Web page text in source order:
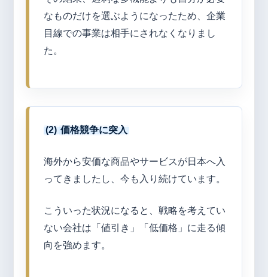
なものだけを選ぶようになったため、企業
目線での事業は相手にされなくなりまし
た。
(2) 価格競争に突入
海外から安価な商品やサービスが日本へ入
ってきましたし、今も入り続けています。
こういった状況になると、戦略を考えてい
ない会社は「値引き」「低価格」に走る傾
向を強めます。